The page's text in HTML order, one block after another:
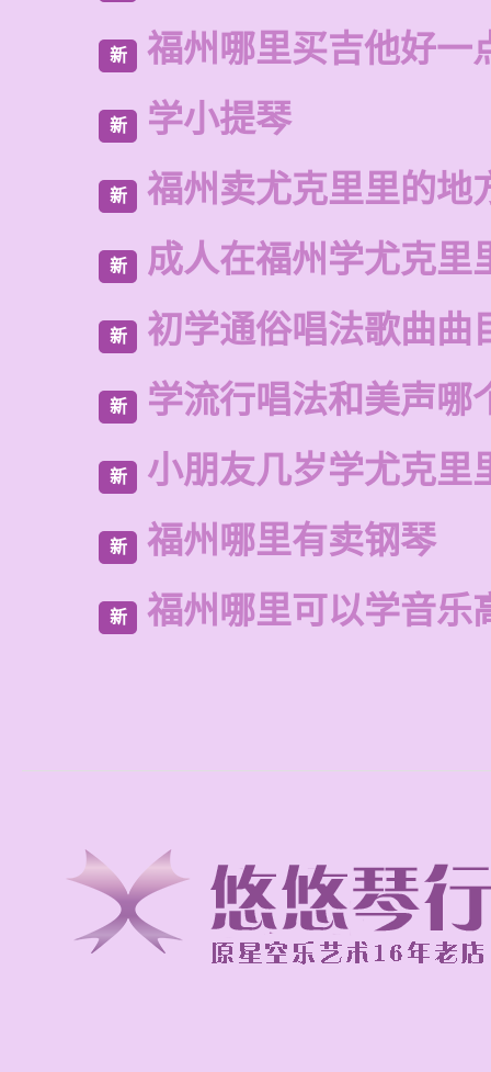
新 福州哪里买吉他好一
新 学小提琴
新 福州卖尤克里里的地
新 成人在福州学尤克里
新 初学通俗唱法歌曲曲
新 学流行唱法和美声哪
新 小朋友几岁学尤克里
新 福州哪里有卖钢琴
新 福州哪里可以学音乐